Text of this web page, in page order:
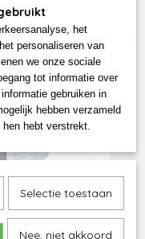
>Wild Republic
het
personaliseren van
we onze sociale
tot informatie over
gebruiken in
hebben verzameld
hebt verstrekt.
Selectie toestaan
Nee, niet akkoord